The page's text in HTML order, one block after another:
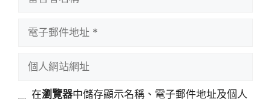
在瀏覽器中儲存顯示名稱、電子郵件地址及個人